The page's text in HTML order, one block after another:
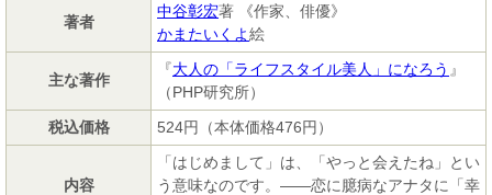
著者
中谷彰宏著 《作家、俳優》
かまたいくよ絵
主な著作
『大人の「ライフスタイル美人」になろう 』
（PHP研究所）
税込価格
524円（本体価格476円）
内容
「はじめまして」は、「やっと会えたね」とい
う意味なのです。――恋に臆病なアナタに「幸